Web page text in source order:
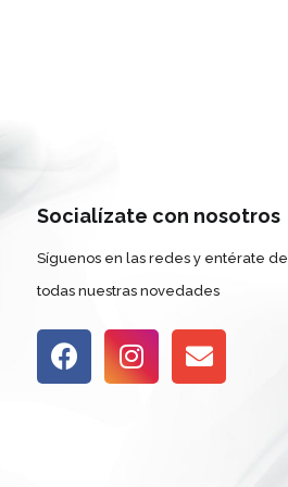
Socialízate con nosotros
Síguenos en las redes y entérate de
todas nuestras novedades